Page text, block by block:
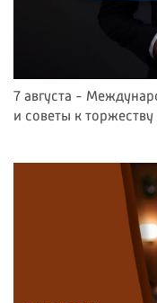
7 августа -
и советы к торжеству